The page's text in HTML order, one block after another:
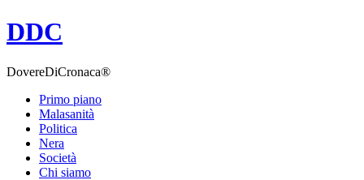
DDC
DovereDiCronaca®
Primo piano
Malasanità
Politica
Nera
Società
Chi siamo